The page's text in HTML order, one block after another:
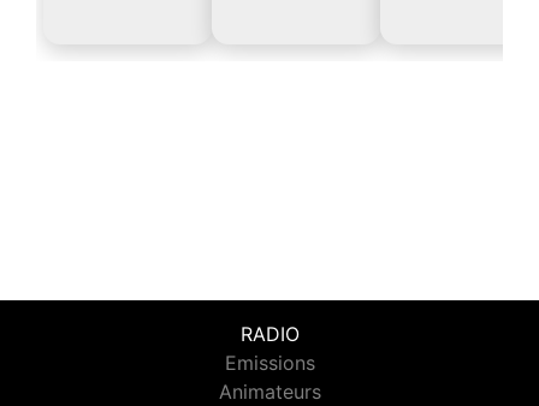
RADIO
Emissions
Animateurs